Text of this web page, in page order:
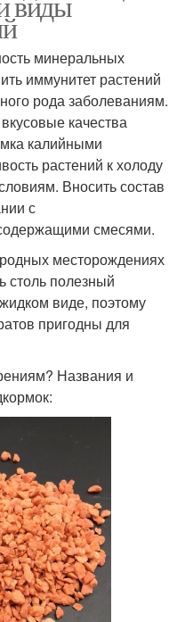
минеральных
иммунитет растений
рода заболеваниям.
качества
калийными
растений к холоду
Вносить состав
с
смесями.
месторождениях
столь полезный
виде, поэтому
пригодны для
Названия и